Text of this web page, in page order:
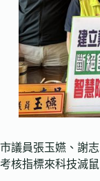
市議員張玉嬿、謝
考核指標來科技滅鼠